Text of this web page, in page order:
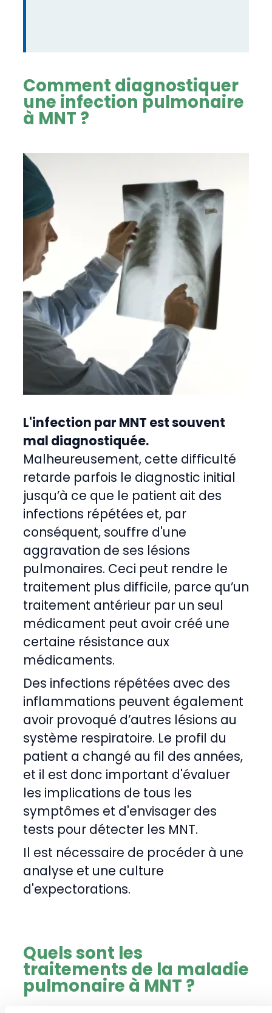
Comment diagnostiquer
une infection pulmonaire
à MNT ?
Image
L'infection par MNT est souvent
mal diagnostiquée.
Malheureusement, cette difficulté
retarde parfois le diagnostic initial
jusqu’à ce que le patient ait des
infections répétées et, par
conséquent, souffre d'une
aggravation de ses lésions
pulmonaires. Ceci peut rendre le
traitement plus difficile, parce qu’un
traitement antérieur par un seul
médicament peut avoir créé une
certaine résistance aux
médicaments.
Des infections répétées avec des
inflammations peuvent également
avoir provoqué d’autres lésions au
système respiratoire. Le profil du
patient a changé au fil des années,
et il est donc important d'évaluer
les implications de tous les
symptômes et d'envisager des
tests pour détecter les MNT.
Il est nécessaire de procéder à une
analyse et une culture
d'expectorations.
Quels sont les
traitements de la maladie
pulmonaire à MNT ?